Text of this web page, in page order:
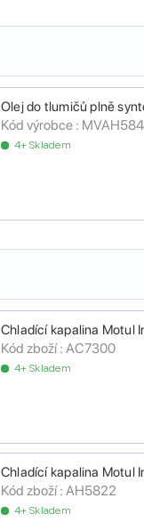
Olej do tlumičů plně
Kód výrobce :
4+ Skladem
Chladící kapalina Motul
Kód zboží : AC7300
4+ Skladem
Chladící kapalina Motul
Kód zboží : AH5822
4+ Skladem